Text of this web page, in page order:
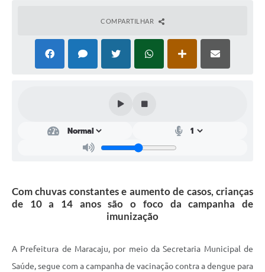
Serviços para o cidadão
Serviços para a empresa
Serviços para o Servidor
Decorrência de COVID-19 Comércio - Adesão ao
Plano Municipal de Enfrentamento da Pandemia em
Decorrência de COVID-19 Educação - Adesão ao
Downloads
COMPARTILHAR
Com chuvas constantes e aumento de casos, crianças
de 10 a 14 anos são o foco da campanha de
imunização
A Prefeitura de Maracaju, por meio da Secretaria Municipal de
Saúde, segue com a campanha de vacinação contra a dengue para